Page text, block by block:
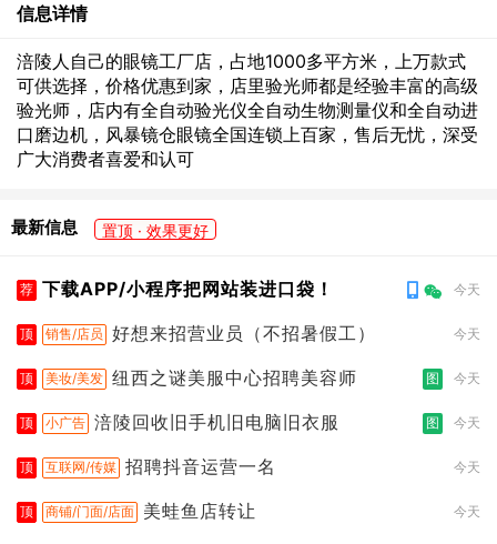
信息详情
涪陵人自己的眼镜工厂店，占地1000多平方米，上万款式
可供选择，价格优惠到家，店里验光师都是经验丰富的高级
验光师，店内有全自动验光仪全自动生物测量仪和全自动进
口磨边机，风暴镜仓眼镜全国连锁上百家，售后无忧，深受
广大消费者喜爱和认可
最新信息 置顶 · 效果更好
荐 下载APP/小程序把网站装进口袋！ 今天
顶 销售/店员 好想来招营业员（不招暑假工） 今天
顶 美妆/美发 纽西之谜美服中心招聘美容师 图 今天
顶 小广告 涪陵回收旧手机旧电脑旧衣服 图 今天
顶 互联网/传媒 招聘抖音运营一名 今天
顶 商铺/门面/店面 美蛙鱼店转让 今天